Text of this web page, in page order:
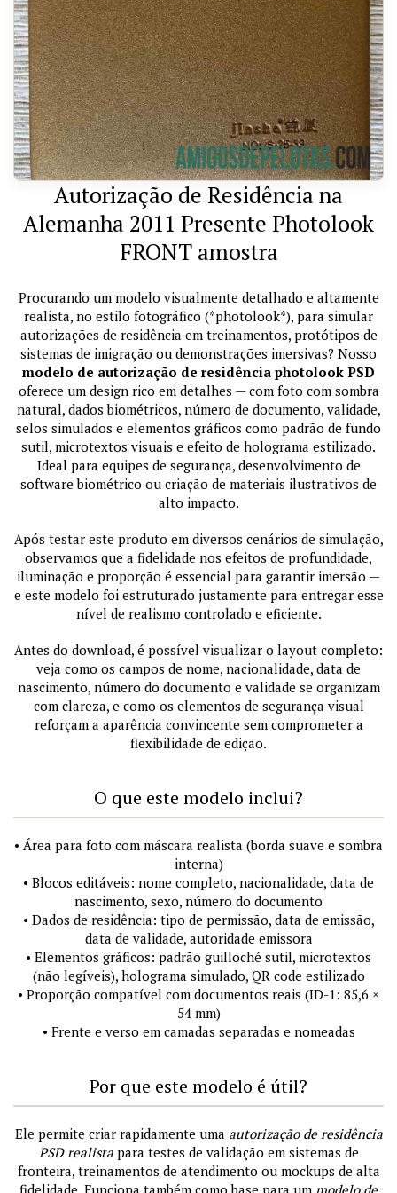
Autorização de Residência na
Alemanha 2011 Presente Photolook
FRONT amostra
Procurando um modelo visualmente detalhado e altamente
realista, no estilo fotográfico (*photolook*), para simular
autorizações de residência em treinamentos, protótipos de
sistemas de imigração ou demonstrações imersivas? Nosso
modelo de autorização de residência photolook PSD
oferece um design rico em detalhes — com foto com sombra
natural, dados biométricos, número de documento, validade,
selos simulados e elementos gráficos como padrão de fundo
sutil, microtextos visuais e efeito de holograma estilizado.
Ideal para equipes de segurança, desenvolvimento de
software biométrico ou criação de materiais ilustrativos de
alto impacto.
Após testar este produto em diversos cenários de simulação,
observamos que a fidelidade nos efeitos de profundidade,
iluminação e proporção é essencial para garantir imersão —
e este modelo foi estruturado justamente para entregar esse
nível de realismo controlado e eficiente.
Antes do download, é possível visualizar o layout completo:
veja como os campos de nome, nacionalidade, data de
nascimento, número do documento e validade se organizam
com clareza, e como os elementos de segurança visual
reforçam a aparência convincente sem comprometer a
flexibilidade de edição.
O que este modelo inclui?
• Área para foto com máscara realista (borda suave e sombra
interna)
• Blocos editáveis: nome completo, nacionalidade, data de
nascimento, sexo, número do documento
• Dados de residência: tipo de permissão, data de emissão,
data de validade, autoridade emissora
• Elementos gráficos: padrão guilloché sutil, microtextos
(não legíveis), holograma simulado, QR code estilizado
• Proporção compatível com documentos reais (ID-1: 85,6 ×
54 mm)
• Frente e verso em camadas separadas e nomeadas
Por que este modelo é útil?
Ele permite criar rapidamente uma autorização de residência
PSD realistapara testes de validação em sistemas de
fronteira, treinamentos de atendimento ou mockups de alta
fidelidade. Funciona também como base para um modelo de